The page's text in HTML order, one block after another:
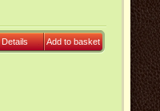
Details Add to basket